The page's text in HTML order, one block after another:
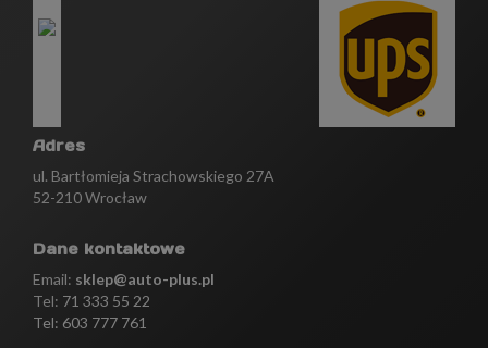
Adres
ul. Bartłomieja Strachowskiego 27A
52-210 Wrocław
Dane kontaktowe
Email: sklep@auto-plus.pl
Tel: 71 333 55 22
Tel: 603 777 761